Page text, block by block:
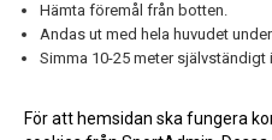
Hämta föremål från botten.
Andas ut med hela huvudet
Simma 10-25 meter självständigt
Simmärken kopplade till denna
Pingvinen Guld, Silverfisken
För att hemsidan ska fungera